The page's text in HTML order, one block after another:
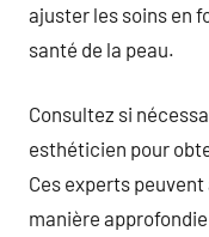
ajuster les soins en
santé de la peau.
Consultez si
esthéticien pour
Ces experts
manière